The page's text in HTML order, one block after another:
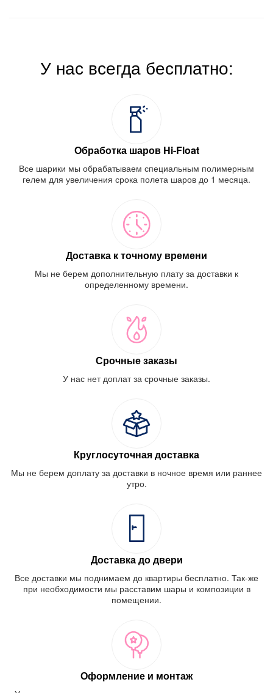
У нас всегда бесплатно:
Обработка шаров Hi-Float
Все шарики мы обрабатываем специальным полимерным
гелем для увеличения срока полета шаров до 1 месяца.
Доставка к точному времени
Мы не берем дополнительную плату за доставки к
определенному времени.
Срочные заказы
У нас нет доплат за срочные заказы.
Круглосуточная доставка
Мы не берем доплату за доставки в ночное время или раннее
утро.
Доставка до двери
Все доставки мы поднимаем до квартиры бесплатно. Так-же
при необходимости мы расставим шары и композиции в
помещении.
Оформление и монтаж